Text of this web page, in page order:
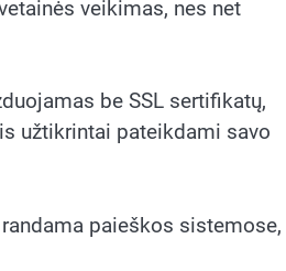
veikimas, nes net
be SSL sertifikatų,
užtikrintai pateikdami savo
paieškos sistemose,